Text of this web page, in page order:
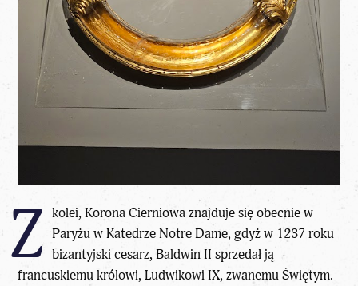
Z kolei, Korona Cierniowa znajduje się obecnie w
Paryżu w Katedrze Notre Dame, gdyż w 1237 roku
bizantyjski cesarz, Baldwin II sprzedał ją
francuskiemu królowi, Ludwikowi IX, zwanemu Świętym.